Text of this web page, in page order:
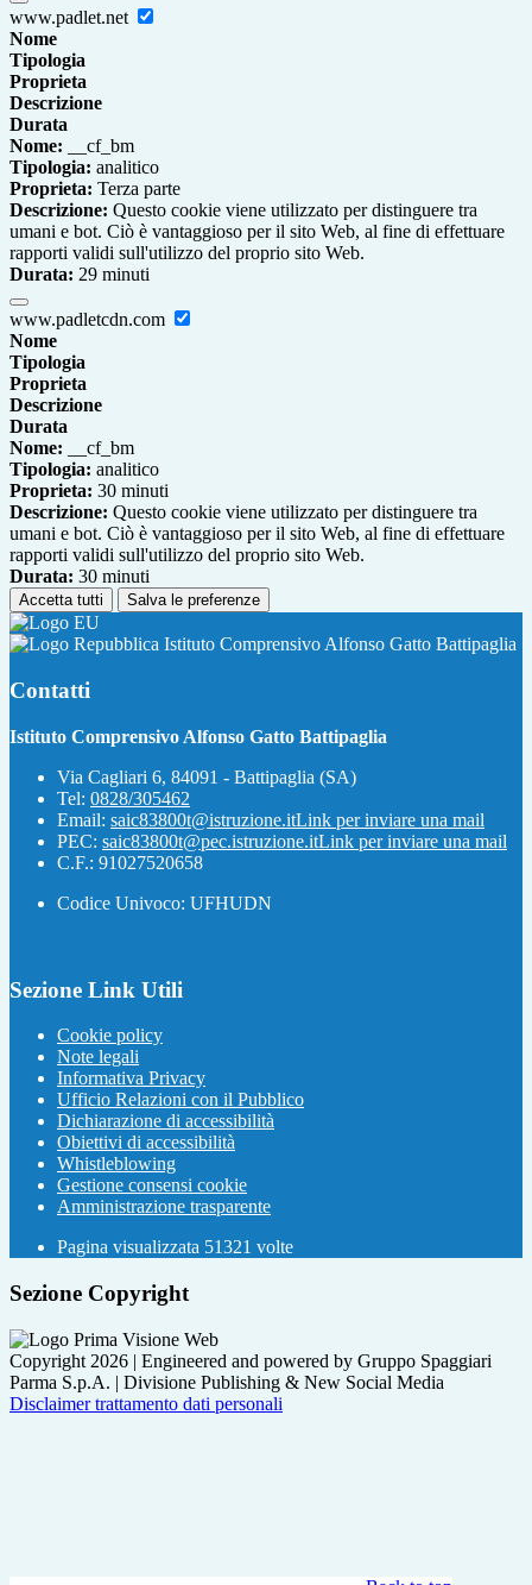
www.padlet.net
Nome
Tipologia
Proprieta
Descrizione
Durata
Nome: __cf_bm
Tipologia: analitico
Proprieta: Terza parte
Descrizione: Questo cookie viene utilizzato per distinguere tra
umani e bot. Ciò è vantaggioso per il sito Web, al fine di effettuare
rapporti validi sull'utilizzo del proprio sito Web.
Durata: 29 minuti
www.padletcdn.com
Nome
Tipologia
Proprieta
Descrizione
Durata
Nome: __cf_bm
Tipologia: analitico
Proprieta: 30 minuti
Descrizione: Questo cookie viene utilizzato per distinguere tra
umani e bot. Ciò è vantaggioso per il sito Web, al fine di effettuare
rapporti validi sull'utilizzo del proprio sito Web.
Durata: 30 minuti
Accetta tutti Salva le preferenze
Istituto Comprensivo Alfonso Gatto Battipaglia
Contatti
Istituto Comprensivo Alfonso Gatto Battipaglia
Via Cagliari 6, 84091 - Battipaglia (SA)
Tel: 0828/305462
Email: saic83800t@istruzione.itLink per inviare una mail
PEC: saic83800t@pec.istruzione.itLink per inviare una mail
C.F.: 91027520658
Codice Univoco: UFHUDN
Sezione Link Utili
Cookie policy
Note legali
Informativa Privacy
Ufficio Relazioni con il Pubblico
Dichiarazione di accessibilità
Obiettivi di accessibilità
Whistleblowing
Gestione consensi cookie
Amministrazione trasparente
Pagina visualizzata 51321 volte
Sezione Copyright
Copyright 2026 | Engineered and powered by Gruppo Spaggiari
Parma S.p.A. | Divisione Publishing & New Social Media
Disclaimer trattamento dati personali